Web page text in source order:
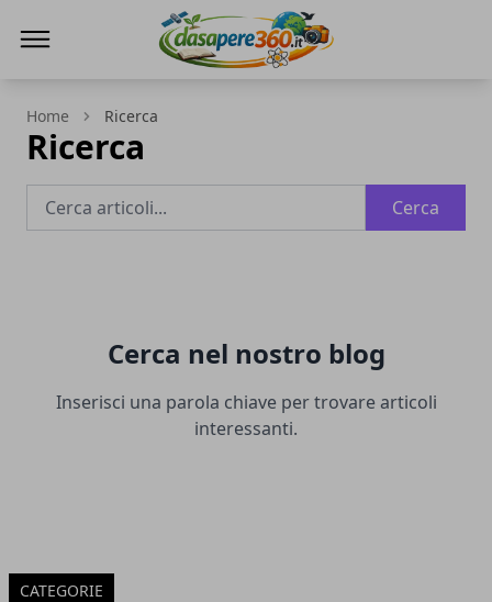
Home Ricerca
Ricerca
Cerca
Cerca nel nostro blog
Inserisci una parola chiave per trovare articoli
interessanti.
CATEGORIE